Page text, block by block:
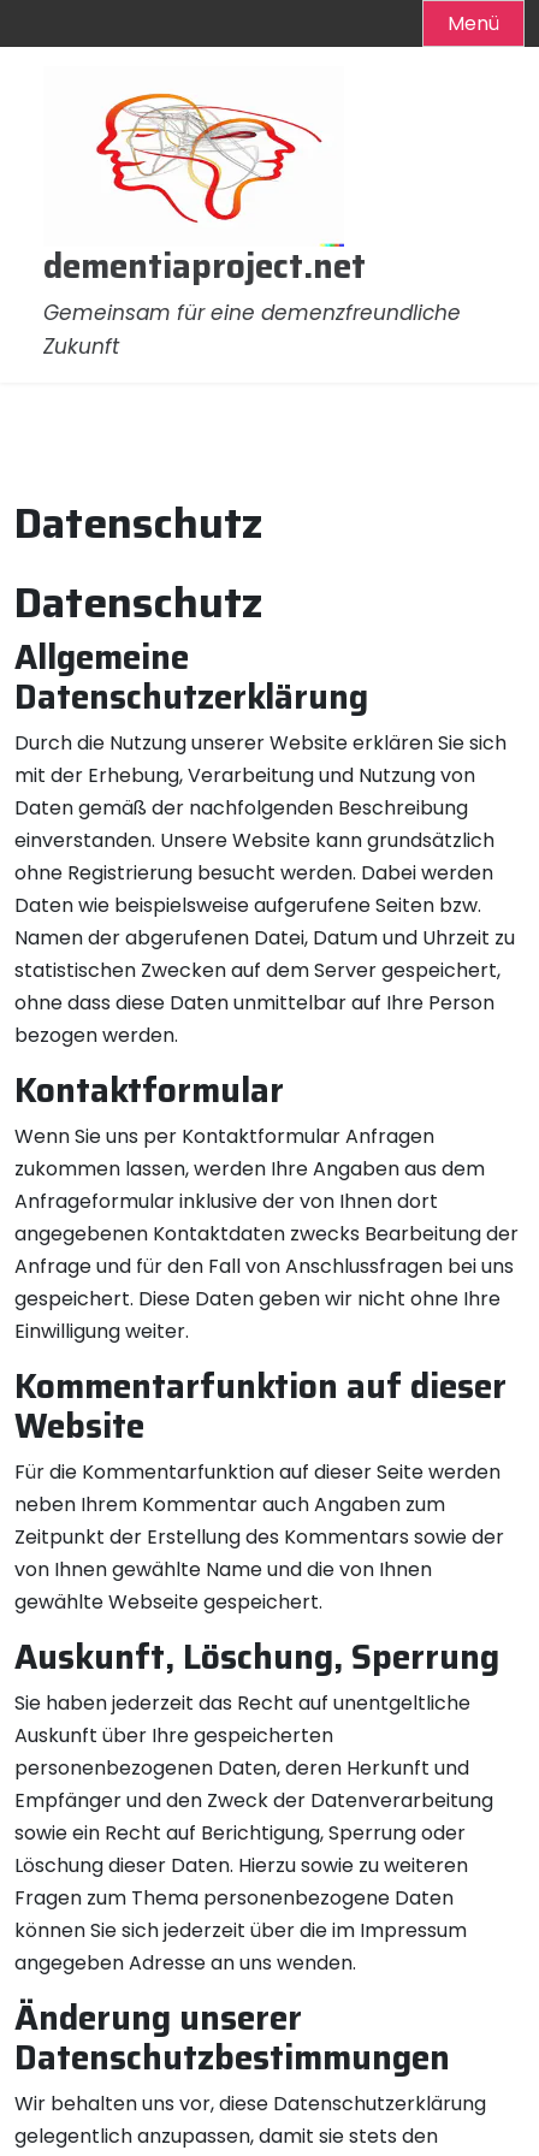
Menü
dementiaproject.net
Gemeinsam für eine demenzfreundliche
Zukunft
Datenschutz
Datenschutz
Allgemeine
Datenschutzerklärung
Durch die Nutzung unserer Website erklären Sie sich
mit der Erhebung, Verarbeitung und Nutzung von
Daten gemäß der nachfolgenden Beschreibung
einverstanden. Unsere Website kann grundsätzlich
ohne Registrierung besucht werden. Dabei werden
Daten wie beispielsweise aufgerufene Seiten bzw.
Namen der abgerufenen Datei, Datum und Uhrzeit zu
statistischen Zwecken auf dem Server gespeichert,
ohne dass diese Daten unmittelbar auf Ihre Person
bezogen werden.
Kontaktformular
Wenn Sie uns per Kontaktformular Anfragen
zukommen lassen, werden Ihre Angaben aus dem
Anfrageformular inklusive der von Ihnen dort
angegebenen Kontaktdaten zwecks Bearbeitung der
Anfrage und für den Fall von Anschlussfragen bei uns
gespeichert. Diese Daten geben wir nicht ohne Ihre
Einwilligung weiter.
Kommentarfunktion auf dieser
Website
Für die Kommentarfunktion auf dieser Seite werden
neben Ihrem Kommentar auch Angaben zum
Zeitpunkt der Erstellung des Kommentars sowie der
von Ihnen gewählte Name und die von Ihnen
gewählte Webseite gespeichert.
Auskunft, Löschung, Sperrung
Sie haben jederzeit das Recht auf unentgeltliche
Auskunft über Ihre gespeicherten
personenbezogenen Daten, deren Herkunft und
Empfänger und den Zweck der Datenverarbeitung
sowie ein Recht auf Berichtigung, Sperrung oder
Löschung dieser Daten. Hierzu sowie zu weiteren
Fragen zum Thema personenbezogene Daten
können Sie sich jederzeit über die im Impressum
angegeben Adresse an uns wenden.
Änderung unserer
Datenschutzbestimmungen
Wir behalten uns vor, diese Datenschutzerklärung
gelegentlich anzupassen, damit sie stets den